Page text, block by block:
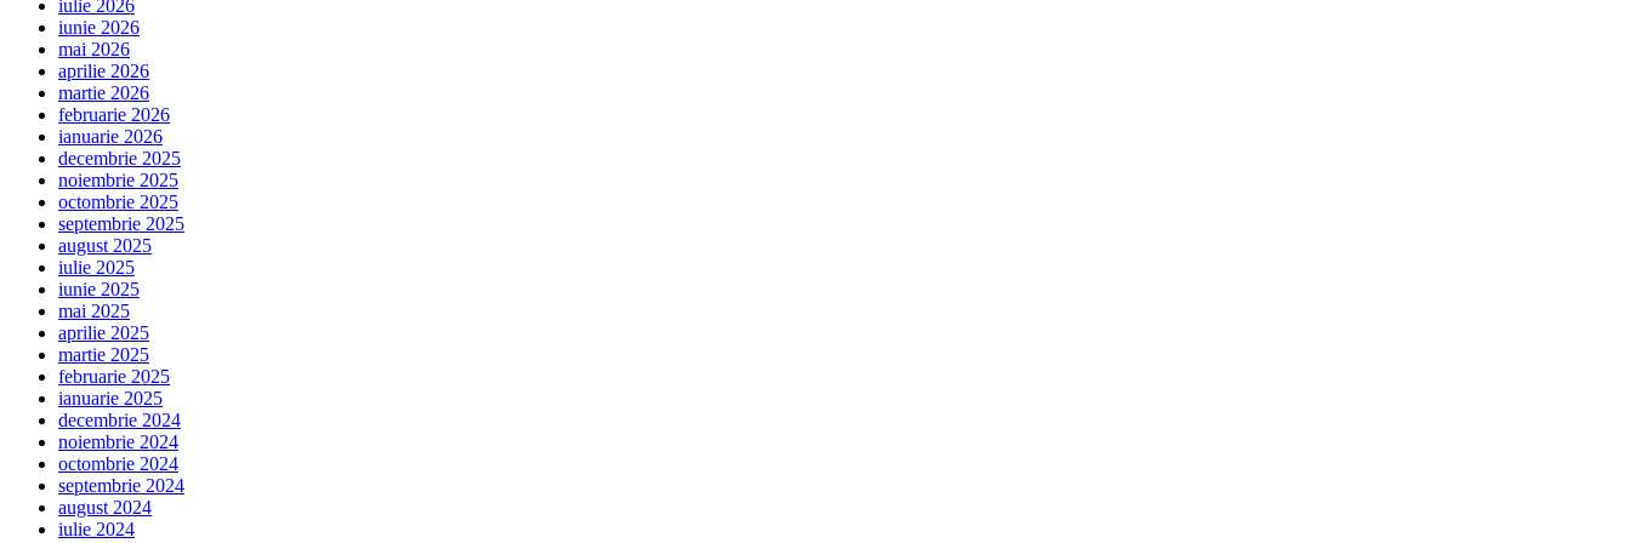
iulie 2026
iunie 2026
mai 2026
aprilie 2026
martie 2026
februarie 2026
ianuarie 2026
decembrie 2025
noiembrie 2025
octombrie 2025
septembrie 2025
august 2025
iulie 2025
iunie 2025
mai 2025
aprilie 2025
martie 2025
februarie 2025
ianuarie 2025
decembrie 2024
noiembrie 2024
octombrie 2024
septembrie 2024
august 2024
iulie 2024